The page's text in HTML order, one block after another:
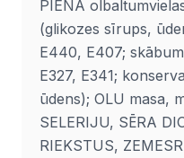
PIENA
(glikozes sīrups,
E440, E407;
E327, E341;
ūdens); OLU masa,
SELERIJU, SĒRA
RIEKSTUS,